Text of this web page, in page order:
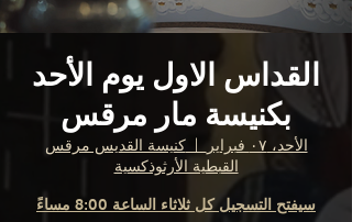
القداس الاول يوم الأحد
بكنيسة مار مرقس
الأحد، ٠٧ فبراير
  |
كنيسة القديس مرقس
القبطية الأرثوذكسية
سيفتح التسجيل كل ثلاثاء الساعة 8:00 مساءً